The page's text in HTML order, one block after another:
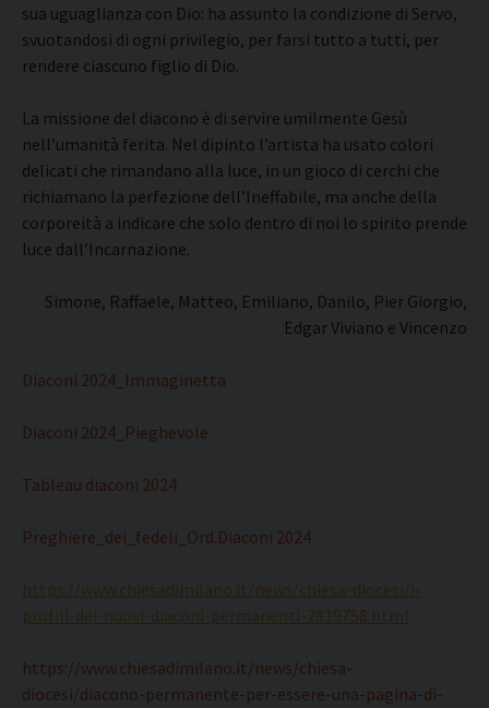
sua uguaglianza con Dio: ha assunto la condizione di Servo,
svuotandosi di ogni privilegio, per farsi tutto a tutti, per
rendere ciascuno figlio di Dio.
La missione del diacono è di servire umilmente Gesù
nell’umanità ferita. Nel dipinto l’artista ha usato colori
delicati che rimandano alla luce, in un gioco di cerchi che
richiamano la perfezione dell’Ineffabile, ma anche della
corporeità a indicare che solo dentro di noi lo spirito prende
luce dall’Incarnazione.
Simone, Raffaele, Matteo, Emiliano, Danilo, Pier Giorgio,
Edgar Viviano e Vincenzo
Diaconi 2024_Immaginetta
Diaconi 2024_Pieghevole
Tableau diaconi 2024
Preghiere_dei_fedeli_Ord.Diaconi 2024
https://www.chiesadimilano.it/news/chiesa-diocesi/i-
profili-dei-nuovi-diaconi-permanenti-2819758.html
https://www.chiesadimilano.it/news/chiesa-
diocesi/diacono-permanente-per-essere-una-pagina-di-